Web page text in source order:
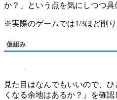
か？」という点を気にしつつ具
※実際のゲームでは1/3ほど削
仮組み
見た目はなんでもいいので、
くなる余地はあるか？』を確